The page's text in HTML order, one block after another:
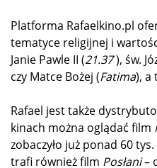
Platforma Rafaelkino.pl
tematyce religijnej i
Janie Pawle II (21.37), św.
czy Matce Bożej (Fatima), a
Rafael jest także
kinach można oglądać film
zobaczyło już ponad 60
trafi również film Posłani–